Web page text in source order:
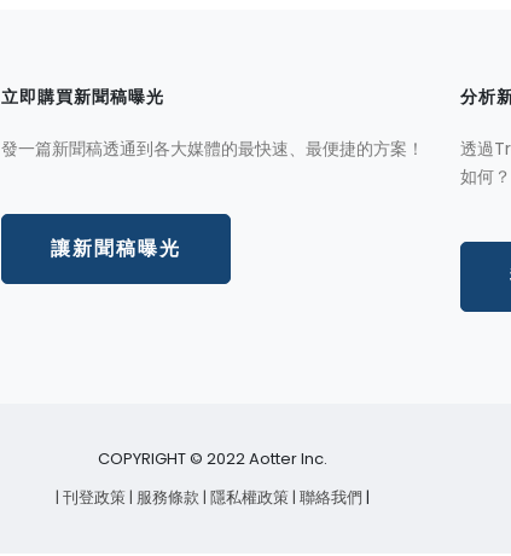
立即購買新聞稿曝光
發一篇新聞稿透通到各大媒體的最快速、最便捷的方案！
讓新聞稿曝光
分析
透過
如何？
COPYRIGHT © 2022 Aotter Inc.
| 刊登政策 | 服務條款 | 隱私權政策 | 聯絡我們 |